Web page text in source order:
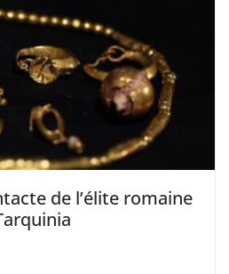
de l’élite romaine